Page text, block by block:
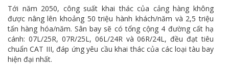
Tới năm 2050, công suất khai thác của cảng hàng không
được nâng lên khoảng 50 triệu hành khách/năm và 2,5 triệu
tấn hàng hóa/năm. Sân bay sẽ có tổng cộng 4 đường cất hạ
cánh: 07L/25R, 07R/25L, 06L/24R và 06R/24L, đều đạt tiêu
chuẩn CAT III, đáp ứng yêu cầu khai thác của các loại tàu bay
hiện đại nhất.